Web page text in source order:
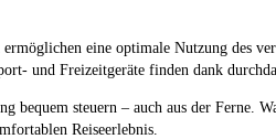
eine optimale Nutzung des
und Freizeitgeräte finden dank
bequem steuern – auch aus der Ferne.
Reiseerlebnis.